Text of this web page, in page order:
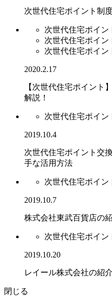
次世代住宅ポイント制
次世代住宅ポイン
次世代住宅ポイ
次世代住宅ポイン
2020.2.17
【次世代住宅ポイント
解説！
次世代住宅ポイン
2019.10.4
次世代住宅ポイント交
手な活用方法
次世代住宅ポイ
2019.10.7
株式会社東武百貨店の
次世代住宅ポイ
2019.10.20
レイール株式会社の紹
閉じる